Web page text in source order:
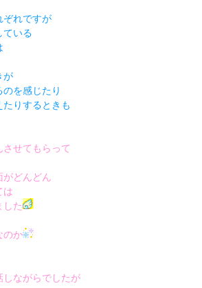
ぞれですが
ている
が
を感じたり
りするときも
せてもらって
がどんどん
は
した
のか
ながらでしたが